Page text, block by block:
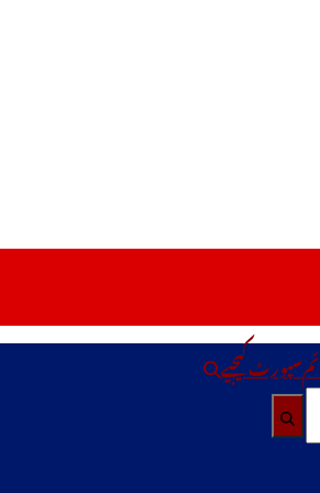
سپورٹ کیجیے